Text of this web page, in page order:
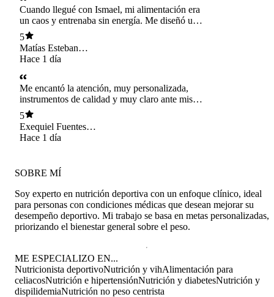
Cuando llegué con Ismael, mi alimentación era
un caos y entrenaba sin energía. Me diseñó un
plan a mi medida, sin prohibiciones y
entendiendo mi deporte. Me explicó cada cosa
con claridad y por fin comprendí mis
estancamientos. Ahora rindo más, me recupero
mejor y he bajado de peso sin hambre ni
obsesiones. Un profesional increíble.
5
Matías Esteban
Fuentes Palma
Hace 1 día
Me encantó la atención, muy personalizada,
instrumentos de calidad y muy claro ante mis
dudas y consultas.
5
Exequiel Fuentes
Segura
Hace 1 día
SOBRE MÍ
Soy experto en nutrición deportiva con un enfoque clínico, ideal
para personas con condiciones médicas que desean mejorar su
desempeño deportivo. Mi trabajo se basa en metas personalizadas,
priorizando el bienestar general sobre el peso.
ME ESPECIALIZO EN...
Nutricionista deportivoNutrición y vihAlimentación para
celiacosNutrición e hipertensiónNutrición y diabetesNutrición y
dispilidemiaNutrición no peso centrista